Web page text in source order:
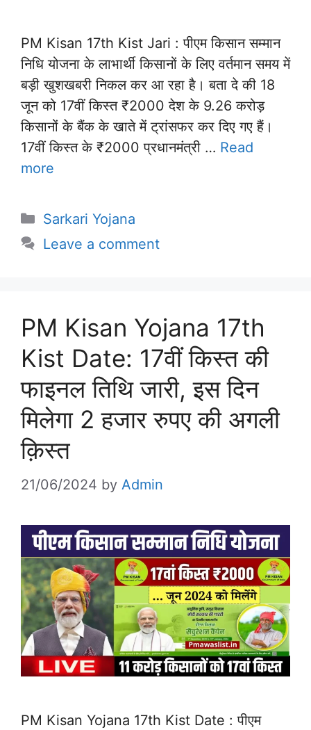
PM Kisan 17th Kist Jari : पीएम किसान सम्मान
निधि योजना के लाभार्थी किसानों के लिए वर्तमान समय में
बड़ी खुशखबरी निकल कर आ रहा है। बता दे की 18
जून को 17वीं किस्त ₹2000 देश के 9.26 करोड़
किसानों के बैंक के खाते में ट्रांसफर कर दिए गए हैं।
17वीं किस्त के ₹2000 प्रधानमंत्री … Read
more
Categories
Sarkari Yojana
Leave a comment
PM Kisan Yojana 17th
Kist Date: 17वीं किस्त की
फाइनल तिथि जारी, इस दिन
मिलेगा 2 हजार रुपए की अगली
क़िस्त
21/06/2024 by Admin
PM Kisan Yojana 17th Kist Date : पीएम